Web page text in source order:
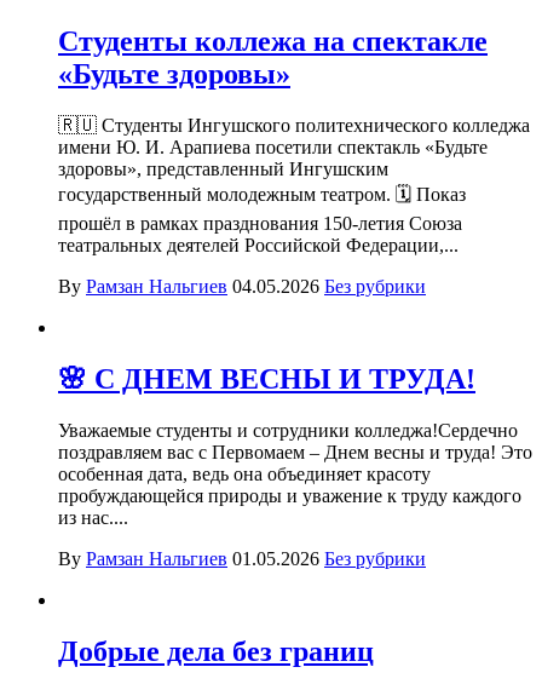
Студенты коллежа на спектакле
«Будьте здоровы»
🇷🇺 Студенты Ингушского политехнического колледжа
имени Ю. И. Арапиева посетили спектакль «Будьте
здоровы», представленный Ингушским
государственный молодежным театром. 🗓 Показ
прошёл в рамках празднования 150-летия Союза
театральных деятелей Российской Федерации,...
By Рамзан Нальгиев 04.05.2026 Без рубрики
🌸 С ДНЕМ ВЕСНЫ И ТРУДА!
Уважаемые студенты и сотрудники колледжа!Сердечно
поздравляем вас с Первомаем – Днем весны и труда! Это
особенная дата, ведь она объединяет красоту
пробуждающейся природы и уважение к труду каждого
из нас....
By Рамзан Нальгиев 01.05.2026 Без рубрики
Добрые дела без границ